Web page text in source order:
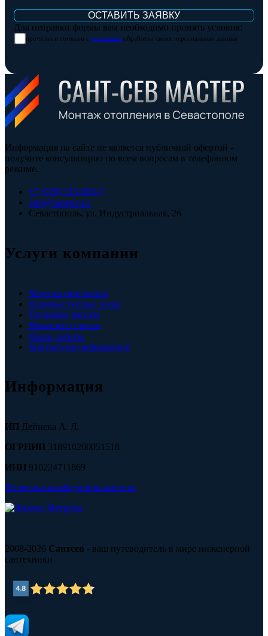
Для отправки формы вам необходимо принять условия:
прочитал и согласен с условиями обработки своих персональных данных
Информация на сайте не является публичной офертой -
получите консультацию по всем вопросам в телефонном
режиме.
+7 (978) 515-999-7
info@santsev.ru
Севастополь, ул. Индустриальная, 26
Услуги компании
Монтаж отопления
Водяные теплые полы
Тепловые насосы
Новости и статьи
Наши работы
Контактная информация
Информация
ИП Дейнека А. Л.
ОГРНИП 318910200051518
ИНН 910224711869
Политика конфиденциальности
2008-2026 Сантсев - ваш путеводитель в мире инженерной
сантехники